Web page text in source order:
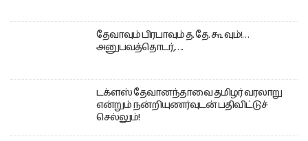
தேவாவும் பிரபாவும் த. தே. கூ வும்!…
அனுபவத்தொடர்,….
டக்ளஸ் தேவானந்தாவை தமிழர் வரலாறு
என்றும் நன்றியுணர்வுடன் பதிவிட்டுச்
செல்லும்!